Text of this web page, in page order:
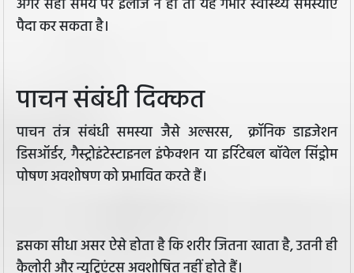
अगर सही समय पर इलाज न हो तो यह गंभीर स्वास्थ्य समस्याएं
पैदा कर सकता है।
पाचन संबंधी दिक्कत
पाचन तंत्र संबंधी समस्या जैसे अल्सरस, क्रॉनिक डाइजेशन
डिसऑर्डर, गैस्ट्रोइंटेस्टाइनल इंफेक्शन या इर्रिटेबल बॉवेल सिंड्रोम
पोषण अवशोषण को प्रभावित करते हैं।
इसका सीधा असर ऐसे होता है कि शरीर जितना खाता है, उतनी ही